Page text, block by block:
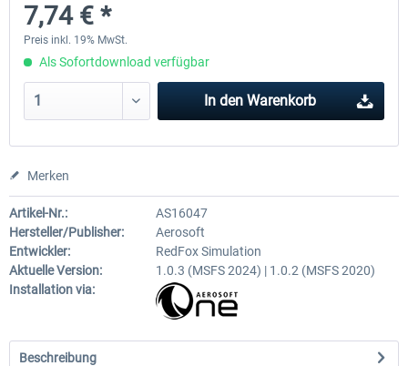
24,95 € *
7,74 € *
Preis inkl. 19% MwSt.
Als Sofortdownload verfügbar
In den Warenkorb
Merken
Artikel-Nr.:
AS16047
Hersteller/Publisher:
Aerosoft
Entwickler:
RedFox Simulation
Aktuelle Version:
1.0.3 (MSFS 2024) | 1.0.2 (MSFS 2020)
Installation via:
Beschreibung